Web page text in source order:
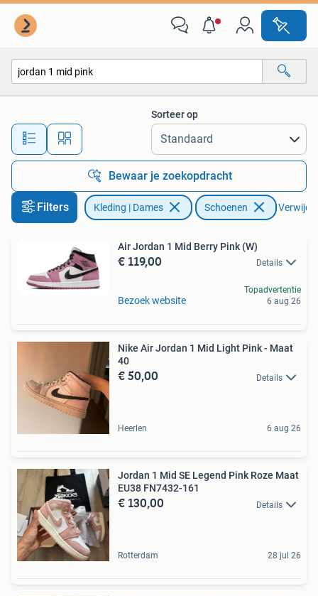
Alle afstanden…
Sorteer op
Bewaar je zoekopdracht
Filters Kleding | Dames Schoenen
Air Jordan 1 Mid Berry Pink (W)
€ 119,00 Details
Bezoek website
Topadvertentie
6 aug 26
Nike Air Jordan 1 Mid Light Pink - Maat
40
€ 50,00 Details
Heerlen 6 aug 26
Jordan 1 Mid SE Legend Pink Roze Maat
EU38 FN7432-161
€ 130,00 Details
Rotterdam 28 jul 26